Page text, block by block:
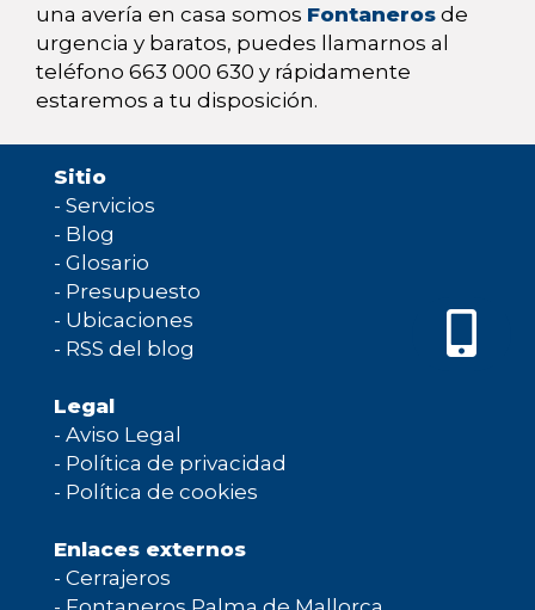
una avería en casa somos Fontaneros de
urgencia y baratos, puedes llamarnos al
teléfono 663 000 630 y rápidamente
estaremos a tu disposición.
Sitio
- Servicios
- Blog
- Glosario
- Presupuesto
- Ubicaciones
- RSS del blog
Legal
- Aviso Legal
- Política de privacidad
- Política de cookies
Enlaces externos
- Cerrajeros